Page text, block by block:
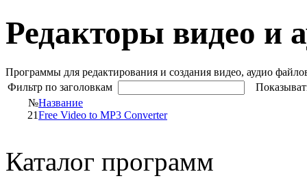
Редакторы видео и
Программы для редактирования и создания видео, аудио
Фильтр по заголовкам
№Название
21Free Video to MP3 Converter
Каталог программ